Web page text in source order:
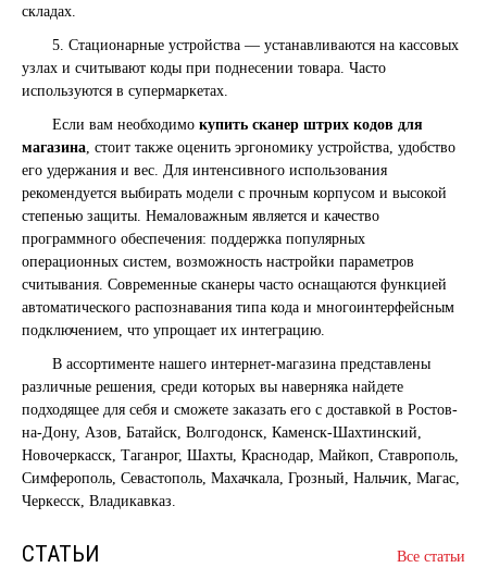
складах.
5. Стационарные устройства — устанавливаются на кассовых
узлах и считывают коды при поднесении товара. Часто
используются в супермаркетах.
Если вам необходимо купить сканер штрих кодов для
магазина, стоит также оценить эргономику устройства, удобство
его удержания и вес. Для интенсивного использования
рекомендуется выбирать модели с прочным корпусом и высокой
степенью защиты. Немаловажным является и качество
программного обеспечения: поддержка популярных
операционных систем, возможность настройки параметров
считывания. Современные сканеры часто оснащаются функцией
автоматического распознавания типа кода и многоинтерфейсным
подключением, что упрощает их интеграцию.
В ассортименте нашего интернет-магазина представлены
различные решения, среди которых вы наверняка найдете
подходящее для себя и сможете заказать его с доставкой в Ростов-
на-Дону, Азов, Батайск, Волгодонск, Каменск-Шахтинский,
Новочеркасск, Таганрог, Шахты, Краснодар, Майкоп, Ставрополь,
Симферополь, Севастополь, Махачкала, Грозный, Нальчик, Магас,
Черкесск, Владикавказ.
СТАТЬИ Все статьи